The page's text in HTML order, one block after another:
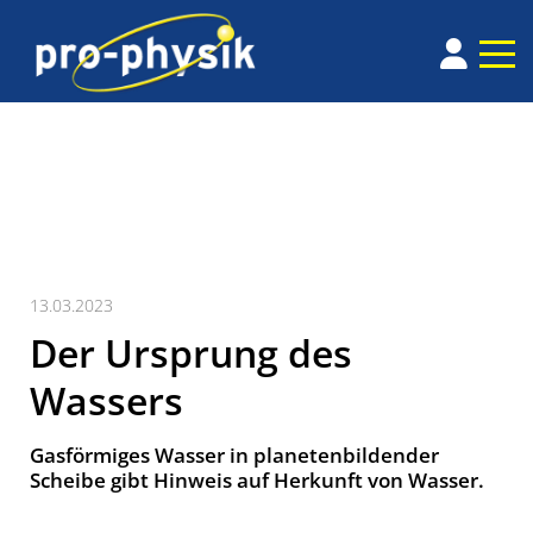
13.03.2023
Der Ursprung des
Wassers
Gasförmiges Wasser in planetenbildender
Scheibe gibt Hinweis auf Herkunft von Wasser.